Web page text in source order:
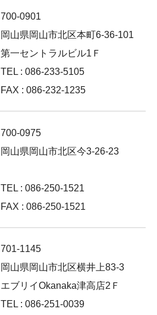
700-0901
岡山県岡山市北区本町6-36-101
第一セントラルビル1Ｆ
TEL : 086-233-5105
FAX : 086-232-1235
700-0975
岡山県岡山市北区今3-26-23
TEL : 086-250-1521
FAX : 086-250-1521
701-1145
岡山県岡山市北区横井上83-3
エブリイOkanaka津高店2Ｆ
TEL : 086-251-0039